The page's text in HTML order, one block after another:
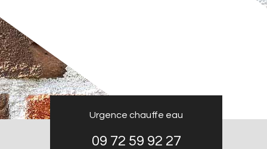
Urgence chauffe eau
09 72 59 92 27